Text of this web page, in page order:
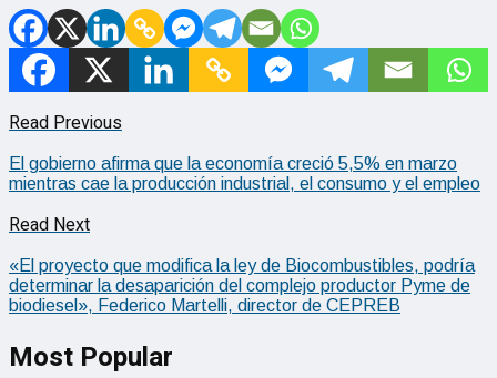
Read Previous
El gobierno afirma que la economía creció 5,5% en marzo
mientras cae la producción industrial, el consumo y el empleo
Read Next
«El proyecto que modifica la ley de Biocombustibles, podría
determinar la desaparición del complejo productor Pyme de
biodiesel», Federico Martelli, director de CEPREB
Most Popular